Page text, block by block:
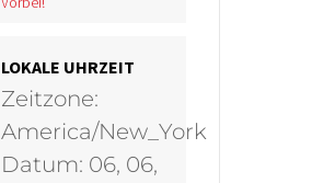
LOKALE UHRZEIT
Zeitzone:
America/New_York
Datum: 06, 06,